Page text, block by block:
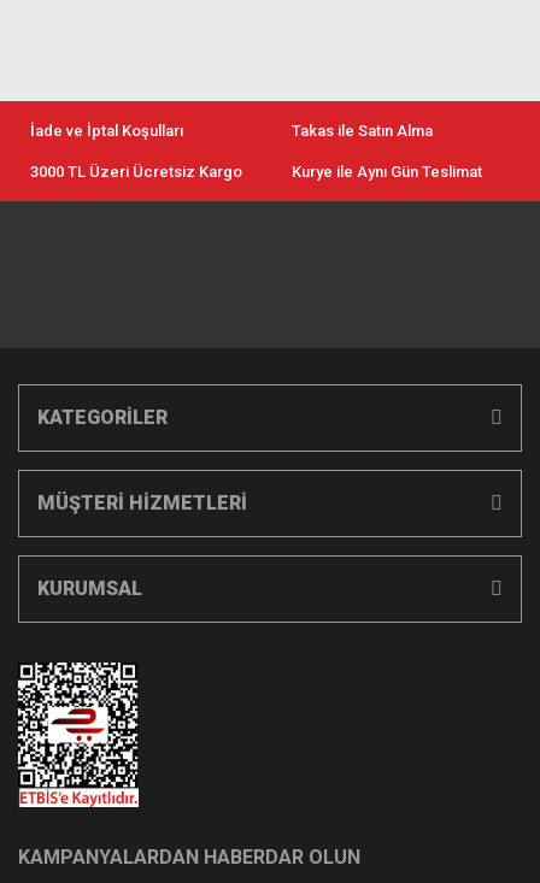
İade ve İptal Koşulları Takas ile Satın Alma
3000 TL Üzeri Ücretsiz Kargo Kurye ile Aynı Gün Teslimat
KATEGORİLER
MÜŞTERİ HİZMETLERİ
KURUMSAL
KAMPANYALARDAN HABERDAR OLUN